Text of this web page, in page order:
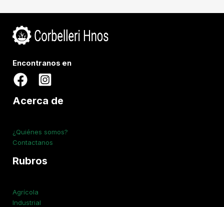
Encontranos en
Acerca de
¿Quiénes somos?
Contactanos
Rubros
Agrícola
Industrial